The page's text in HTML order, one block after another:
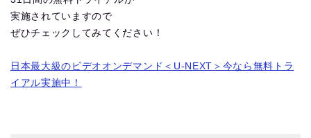
実施されていますので
ぜひチェックしてみてください！
日本最大級のビデオオンデマンド＜U-NEXT＞今なら無料トラ
イアル実施中！